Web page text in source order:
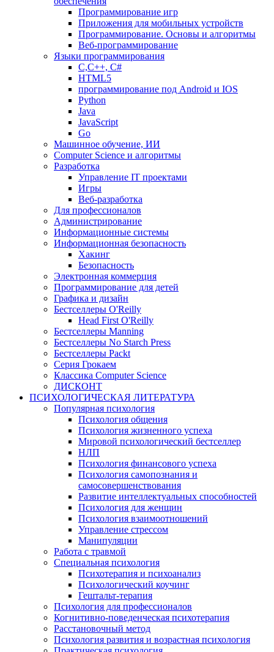
Программирование игр
Приложения для мобильных устройств
Программирование. Основы и алгоритмы
Веб-программирование
Языки программирования
С,С++, С#
HTML5
программирование под Android и IOS
Python
Java
JavaScript
Go
Машинное обучение, ИИ
Computer Science и алгоритмы
Разработка
Управление IT проектами
Игры
Веб-разработка
Для профессионалов
Администрирование
Информационные системы
Информационная безопасность
Хакинг
Безопасность
Электронная коммерция
Программирование для детей
Графика и дизайн
Бестселлеры O'Reilly
Head First O'Reilly
Бестселлеры Manning
Бестселлеры No Starch Press
Бестселлеры Packt
Серия Грокаем
Классика Computer Science
ДИСКОНТ
ПСИХОЛОГИЧЕСКАЯ ЛИТЕРАТУРА
Популярная психология
Психология общения
Психология жизненного успеха
Мировой психологический бестселлер
НЛП
Психология финансового успеха
Психология самопознания и
самосовершенствования
Развитие интеллектуальных способностей
Психология для женщин
Психология взаимоотношений
Управление стрессом
Манипуляции
Работа с травмой
Специальная психология
Психотерапия и психоанализ
Психологический коучинг
Гештальт-терапия
Психология для профессионалов
Когнитивно-поведенческая психотерапия
Расстановочный метод
Психология развития и возрастная психология